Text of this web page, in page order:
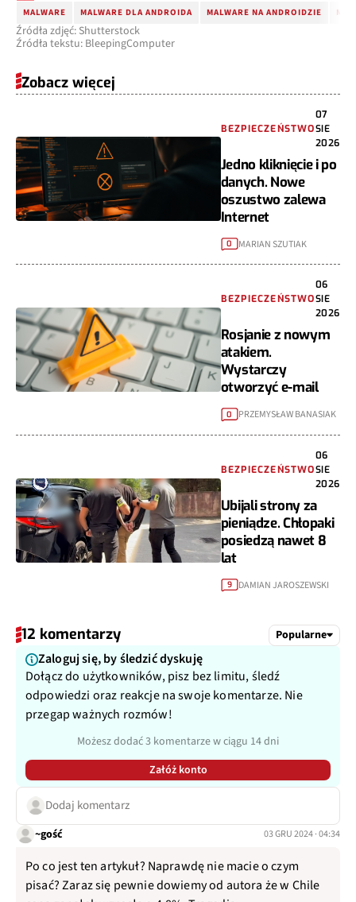
MALWARE MALWARE DLA ANDROIDA MALWARE NA ANDROIDZIE
Źródła zdjęć: Shutterstock
Źródła tekstu: BleepingComputer
Zobacz więcej
BEZPIECZEŃSTWO
07
SIE
2026
Jedno kliknięcie i po
danych. Nowe
oszustwo zalewa
Internet
0 MARIAN SZUTIAK
BEZPIECZEŃSTWO
06
SIE
2026
Rosjanie z nowym
atakiem.
Wystarczy
otworzyć e-mail
0 PRZEMYSŁAW BANASIAK
BEZPIECZEŃSTWO
06
SIE
2026
Ubijali strony za
pieniądze. Chłopaki
posiedzą nawet 8
lat
9 DAMIAN JAROSZEWSKI
12 komentarzy Popularne
Zaloguj się, by śledzić dyskuję
Dołącz do użytkowników, pisz bez limitu, śledź
odpowiedzi oraz reakcje na swoje komentarze. Nie
przegap ważnych rozmów!
Możesz dodać 3 komentarze w ciągu 14 dni
Załóż konto
Dodaj komentarz
~gość 03 GRU 2024 · 04:34
Po co jest ten artykuł? Naprawdę nie macie o czym
pisać? Zaraz się pewnie dowiemy od autora że w Chile